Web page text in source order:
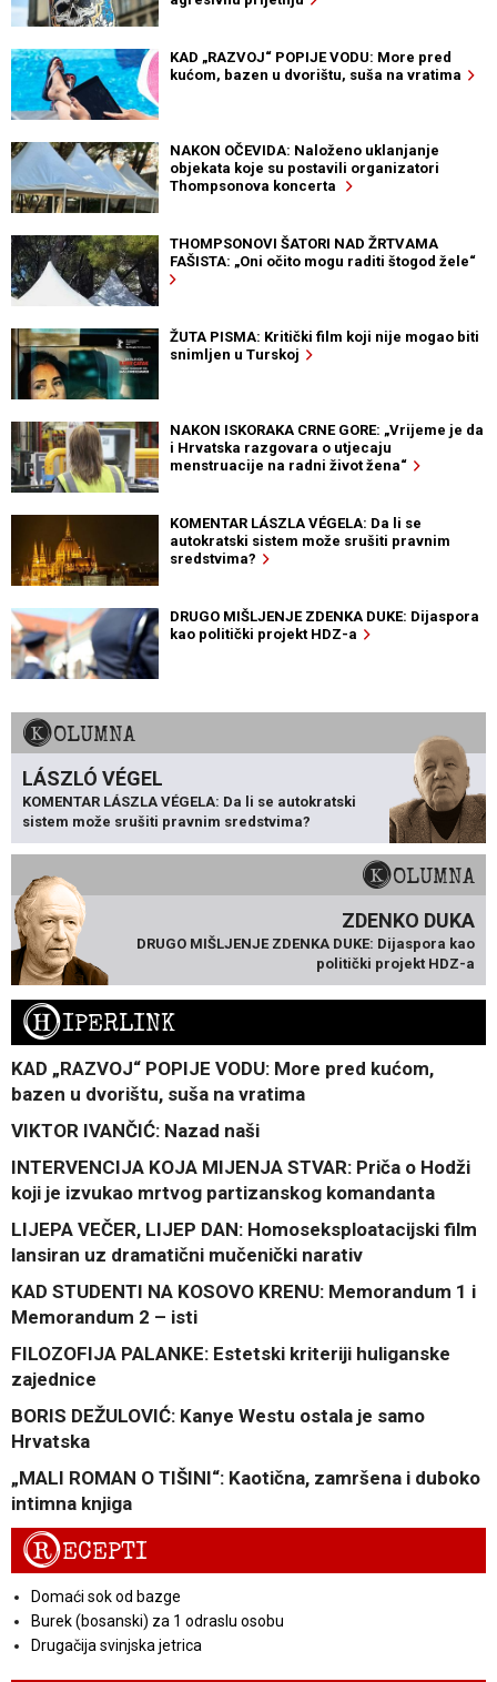
KAD „RAZVOJ“ POPIJE VODU: More pred
kućom, bazen u dvorištu, suša na vratima
NAKON OČEVIDA: Naloženo uklanjanje
objekata koje su postavili organizatori
Thompsonova koncerta
THOMPSONOVI ŠATORI NAD ŽRTVAMA
FAŠISTA: „Oni očito mogu raditi štogod žele“
ŽUTA PISMA: Kritički film koji nije mogao biti
snimljen u Turskoj
NAKON ISKORAKA CRNE GORE: „Vrijeme je da
i Hrvatska razgovara o utjecaju
menstruacije na radni život žena“
KOMENTAR LÁSZLA VÉGELA: Da li se
autokratski sistem može srušiti pravnim
sredstvima?
DRUGO MIŠLJENJE ZDENKA DUKE: Dijaspora
kao politički projekt HDZ-a
KOLUMNA
LÁSZLÓ VÉGEL
KOMENTAR LÁSZLA VÉGELA: Da li se autokratski
sistem može srušiti pravnim sredstvima?
KOLUMNA
ZDENKO DUKA
DRUGO MIŠLJENJE ZDENKA DUKE: Dijaspora kao
politički projekt HDZ-a
HIPERLINK
KAD „RAZVOJ“ POPIJE VODU: More pred kućom,
bazen u dvorištu, suša na vratima
VIKTOR IVANČIĆ: Nazad naši
INTERVENCIJA KOJA MIJENJA STVAR: Priča o Hodži
koji je izvukao mrtvog partizanskog komandanta
LIJEPA VEČER, LIJEP DAN: Homoseksploatacijski film
lansiran uz dramatični mučenički narativ
KAD STUDENTI NA KOSOVO KRENU: Memorandum 1 i
Memorandum 2 – isti
FILOZOFIJA PALANKE: Estetski kriteriji huliganske
zajednice
BORIS DEŽULOVIĆ: Kanye Westu ostala je samo
Hrvatska
„MALI ROMAN O TIŠINI“: Kaotična, zamršena i duboko
intimna knjiga
RECEPTI
Domaći sok od bazge
Burek (bosanski) za 1 odraslu osobu
Drugačija svinjska jetrica